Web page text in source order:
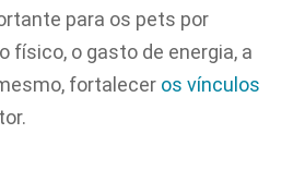
para os pets por
físico, o gasto de energia, a
fortalecer os vínculos